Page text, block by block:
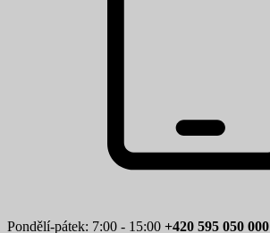
Pondělí-pátek: 7:00 - 15:00 +420 595 050 000